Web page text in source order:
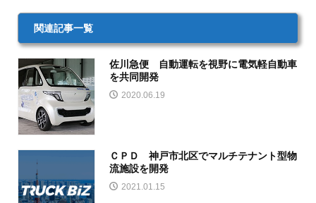
関連記事一覧
佐川急便 自動運転を視野に電気軽自動車
を共同開発
2020.06.19
ＣＰＤ 神戸市北区でマルチテナント型物
流施設を開発
2021.01.15